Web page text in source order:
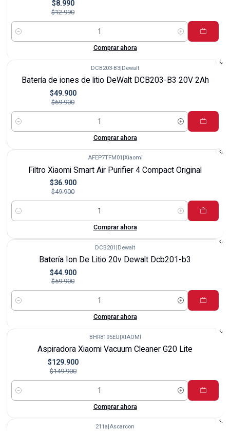
$8.990
$12.990
Cantidad
Comprar ahora
DCB203-B3|Dewalt
Batería de iones de litio DeWalt DCB203-B3 20V 2Ah
$49.900
$69.900
Cantidad
Comprar ahora
AFEP7TFM01 Xiaomi
Filtro Xiaomi Smart Air Purifier 4 Compact Original
$36.900
$49.900
Cantidad
Comprar ahora
DCB201 |Dewalt
Batería Ion De Litio 20v Dewalt Dcb201-b3
$44.900
$59.900
Cantidad
Comprar ahora
BHR8195EU|XIAOMI
Aspiradora Xiaomi Vacuum Cleaner G20 Lite
$129.900
$149.900
Cantidad
Comprar ahora
211a Ascarcon